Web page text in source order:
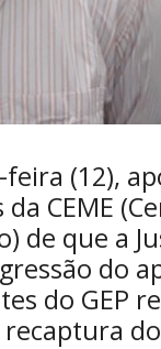
(12),
CEME
de que a
do
do GEP